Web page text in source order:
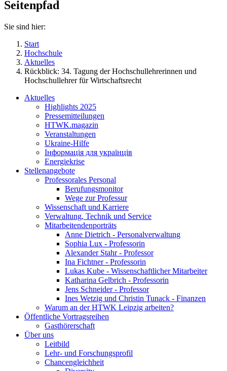
Seitenpfad
Sie sind hier:
Start
Hochschule
Aktuelles
Rückblick: 34. Tagung der Hochschullehrerinnen und
Hochschullehrer für Wirtschaftsrecht
Aktuelles
Highlights 2025
Pressemitteilungen
HTWK.magazin
Veranstaltungen
Ukraine-Hilfe
Інформація для українців
Energiekrise
Stellenangebote
Professorales Personal
Berufungsmonitor
Wege zur Professur
Wissenschaft und Karriere
Verwaltung, Technik und Service
Mitarbeitendenporträts
Anne Dietrich - Personalverwaltung
Sophia Lux - Professorin
Alexander Stahr - Professor
Ina Fichtner - Professorin
Lukas Kube - Wissenschaftlicher Mitarbeiter
Katharina Gelbrich - Professorin
Jens Schneider - Professor
Ines Wetzig und Christin Tunack - Finanzen
Warum an der HTWK Leipzig arbeiten?
Öffentliche Vortragsreihen
Gasthörerschaft
Über uns
Leitbild
Lehr- und Forschungsprofil
Chancengleichheit